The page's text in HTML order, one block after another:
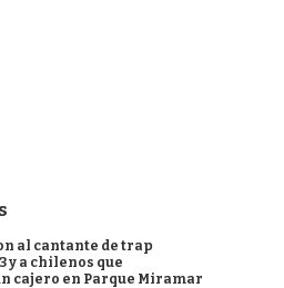
al cantante de trap
y a chilenos que
cajero en Parque Miramar